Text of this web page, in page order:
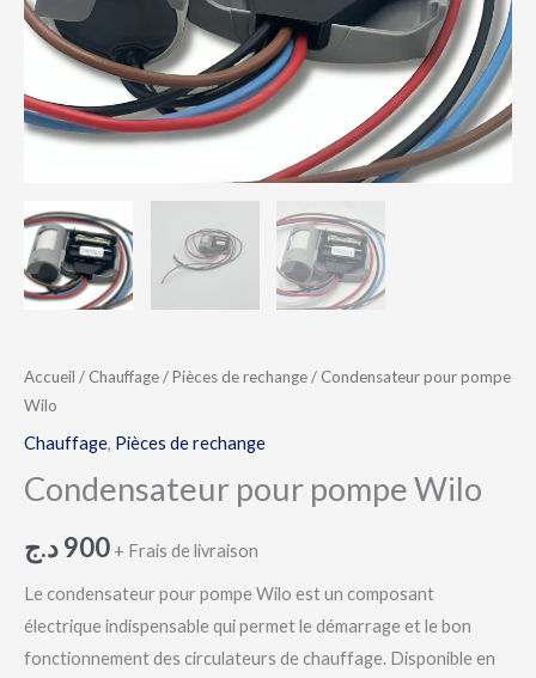
Accueil / Chauffage/Pièces de rechange/ Condensateur pour pompe
Wilo
Chauffage, Pièces de rechange
Condensateur pour pompe Wilo
900د.ج + Frais de livraison
Le condensateur pour pompe Wilo est un composant
électrique indispensable qui permet le démarrage et le bon
fonctionnement des circulateurs de chauffage. Disponible en